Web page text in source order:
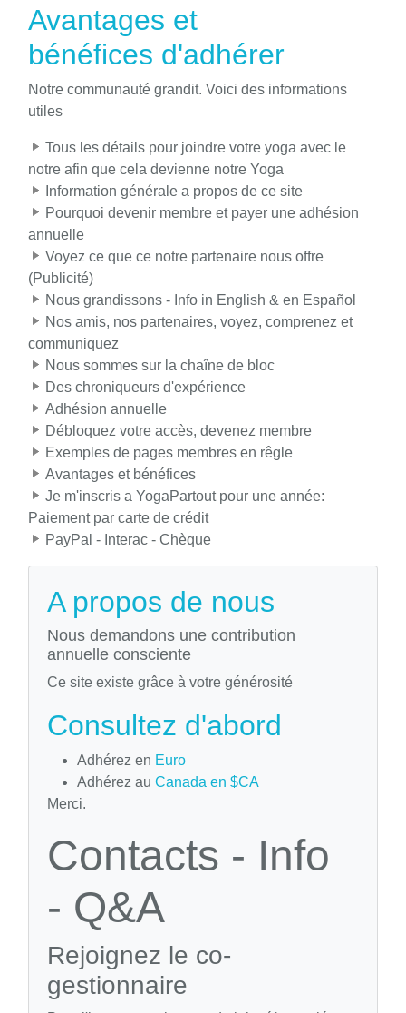
Avantages et
bénéfices d'adhérer
Notre communauté grandit. Voici des informations
utiles
Tous les détails pour joindre votre yoga avec le
notre afin que cela devienne notre Yoga
Information générale a propos de ce site
Pourquoi devenir membre et payer une adhésion
annuelle
Voyez ce que ce notre partenaire nous offre
(Publicité)
Nous grandissons - Info in English & en Español
Nos amis, nos partenaires, voyez, comprenez et
communiquez
Nous sommes sur la chaîne de bloc
Des chroniqueurs d'expérience
Adhésion annuelle
Débloquez votre accès, devenez membre
Exemples de pages membres en rêgle
Avantages et bénéfices
Je m'inscris a YogaPartout pour une année:
Paiement par carte de crédit
PayPal - Interac - Chèque
A propos de nous
Nous demandons une contribution
annuelle consciente
Ce site existe grâce à votre générosité
Consultez d'abord
Adhérez en Euro
Adhérez au Canada en $CA
Merci.
Contacts - Info
- Q&A
Rejoignez le co-
gestionnaire